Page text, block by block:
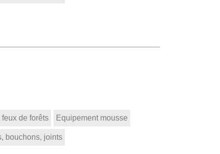
de forêts Equipement mousse
bouchons, joints